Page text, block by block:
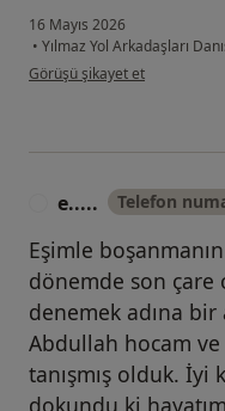
16 Mayıs 2026
• Yılmaz Yol Arkadaşları
kullanıcının görüşüne göre i̇....
Görüşü şikayet et
e..... Telefon
Eşimle
dönemde son
denemek adına
Abdullah hocam
tanışmış olduk. İyi
dokundu ki